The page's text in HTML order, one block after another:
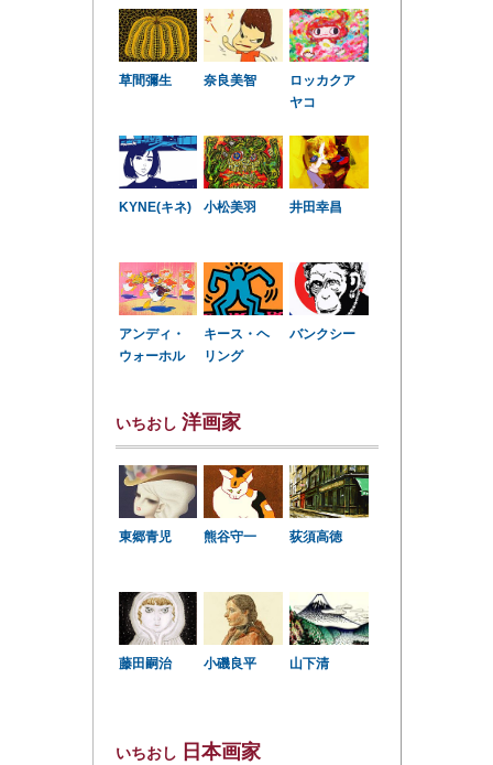
草間彌生 奈良美智
ロッカクア
ヤコ
KYNE(キネ) 小松美羽 井田幸昌
アンディ・
ウォーホル
キース・ヘ
リング
バンクシー
いちおし 洋画家
東郷青児 熊谷守一 荻須高徳
藤田嗣治 小磯良平 山下清
いちおし 日本画家